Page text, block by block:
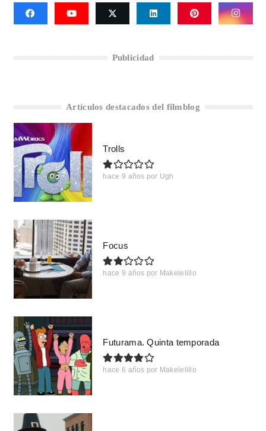
Publicidad
Artículos destacados del filmblog
Trolls
hace 9 años por Ugh
Focus
hace 9 años por Makelelillo
Futurama. Quinta temporada
hace 6 años por Makelelillo